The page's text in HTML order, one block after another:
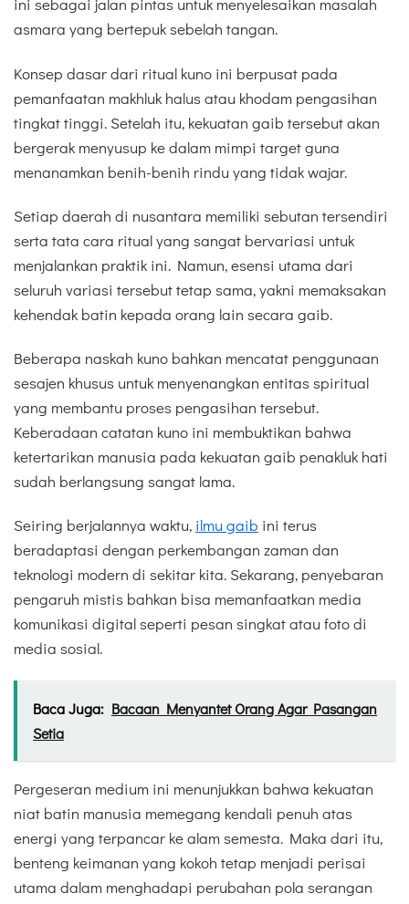
ini sebagai jalan pintas untuk menyelesaikan masalah
asmara yang bertepuk sebelah tangan.
Konsep dasar dari ritual kuno ini berpusat pada
pemanfaatan makhluk halus atau khodam pengasihan
tingkat tinggi. Setelah itu, kekuatan gaib tersebut akan
bergerak menyusup ke dalam mimpi target guna
menanamkan benih-benih rindu yang tidak wajar.
Setiap daerah di nusantara memiliki sebutan tersendiri
serta tata cara ritual yang sangat bervariasi untuk
menjalankan praktik ini. Namun, esensi utama dari
seluruh variasi tersebut tetap sama, yakni memaksakan
kehendak batin kepada orang lain secara gaib.
Beberapa naskah kuno bahkan mencatat penggunaan
sesajen khusus untuk menyenangkan entitas spiritual
yang membantu proses pengasihan tersebut.
Keberadaan catatan kuno ini membuktikan bahwa
ketertarikan manusia pada kekuatan gaib penakluk hati
sudah berlangsung sangat lama.
Seiring berjalannya waktu, ilmu gaib ini terus
beradaptasi dengan perkembangan zaman dan
teknologi modern di sekitar kita. Sekarang, penyebaran
pengaruh mistis bahkan bisa memanfaatkan media
komunikasi digital seperti pesan singkat atau foto di
media sosial.
Baca Juga: Bacaan Menyantet Orang Agar Pasangan
Setia
Pergeseran medium ini menunjukkan bahwa kekuatan
niat batin manusia memegang kendali penuh atas
energi yang terpancar ke alam semesta. Maka dari itu,
benteng keimanan yang kokoh tetap menjadi perisai
utama dalam menghadapi perubahan pola serangan